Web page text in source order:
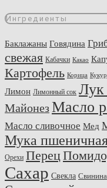
Ингредиенты
Баклажаны Говядина
свежая Кабачки Какао
Картофель Корица
Лимон Лимонный сок Лук
МайонезМасло
Масло сливочное Мед
Мука
Орехи Перец
Сахар Свекла Свинина